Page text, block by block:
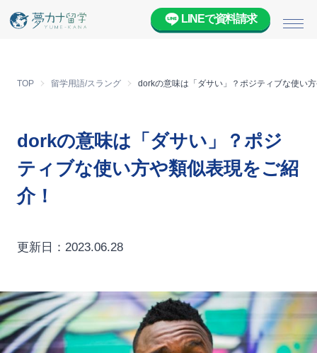
メ
LINEで資料請求
TOP 留学用語/スラング dorkの意味は「ダサい」？ポジティブな使い
dorkの意味は「ダサい」？ポジ
ティブな使い方や類似表現をご紹
介！
更新日：2023.06.28